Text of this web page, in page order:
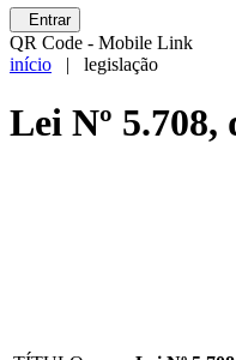
Entrar
QR Code - Mobile Link
início | legislação
Lei Nº 5.708,